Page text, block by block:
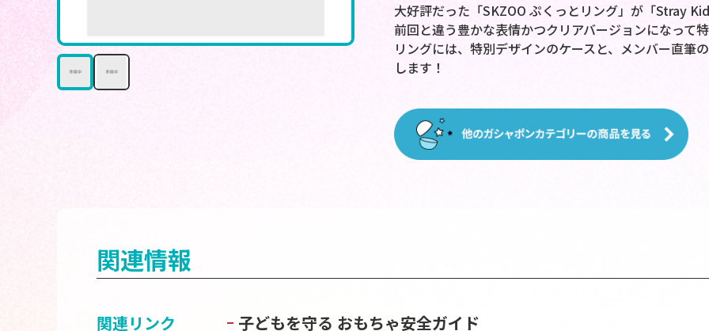
大好評だった「SKZOO ぷくっとリング」が「Stray
前回と違う豊かな表情かつクリアバージョンになって
リングには、特別デザインのケースと、メンバー直筆
します！
関連情報
関連リンク 子どもを守る おもちゃ安全ガイド